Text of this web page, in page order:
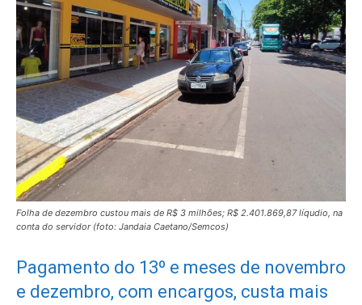
Folha de dezembro custou mais de R$ 3 milhões; R$ 2.401.869,87 líqudio, na
conta do servidor (foto: Jandaia Caetano/Semcos)
Pagamento do 13º e meses de novembro
e dezembro, com encargos, custa mais